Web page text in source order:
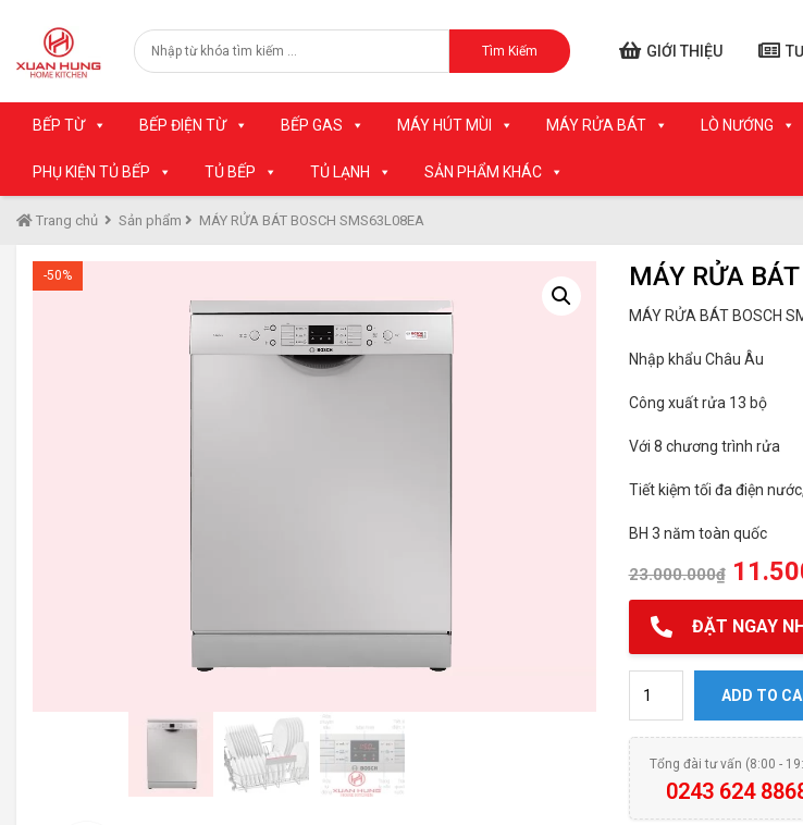
Tìm Kiếm GIỚI THIỆU
BẾP TỪ BẾP ĐIỆN TỪ BẾP GAS MÁY HÚT MÙI MÁY RỬA BÁT LÒ NƯỚNG
PHỤ KIỆN TỦ BẾP TỦ BẾP TỦ LẠNH SẢN PHẨM KHÁC
Trang chủ Sản phẩm MÁY RỬA BÁT BOSCH SMS63L08EA
-50% MÁY RỬA
MÁY RỬA BÁT BOSCH
Nhập khẩu Châu Âu
Công xuất rửa 13 bộ
Với 8 chương trình rửa
Tiết kiệm tối đa điện nước,
BH 3 năm toàn quốc
23.000.000₫
ĐẶT NGAY
ADD TO
Tổng đài tư vấn (8:00 -
0243 624